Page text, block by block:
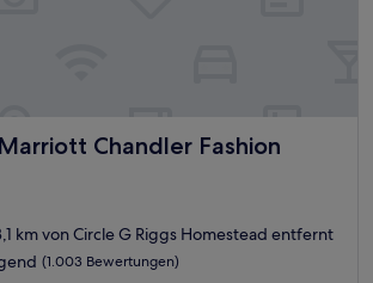
Chandler Fashion
Chandler Fashion Center
km von Circle G Riggs Homestead entfernt
(1.003 Bewertungen)